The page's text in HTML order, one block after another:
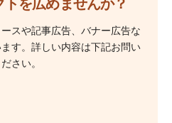
スや記事広告、バナー広告な
す。詳しい内容は下記お問い
さい。